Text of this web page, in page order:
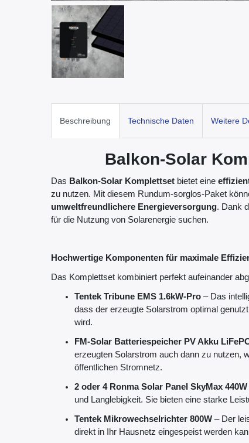
Beschreibung Technische Daten Weitere
Balkon-Solar
Das Balkon-Solar Komplettset bietet eine
zu nutzen. Mit diesem Rundum-sorglos-Paket
umweltfreundlichere Energieversorgung. Dank
für die Nutzung von Solarenergie suchen.
Hochwertige Komponenten für maximale
Das Komplettset kombiniert perfekt aufeinander
Tentek Tribune EMS 1.6kW-Pro – Das
dass der erzeugte Solarstrom optimal
wird.
FM-Solar Batteriespeicher PV Akku
erzeugten Solarstrom auch dann zu nutzen,
öffentlichen Stromnetz.
2 oder 4 Ronma Solar Panel SkyMax
und Langlebigkeit. Sie bieten eine starke
Tentek Mikrowechselrichter 800W – Der
direkt in Ihr Hausnetz eingespeist werden